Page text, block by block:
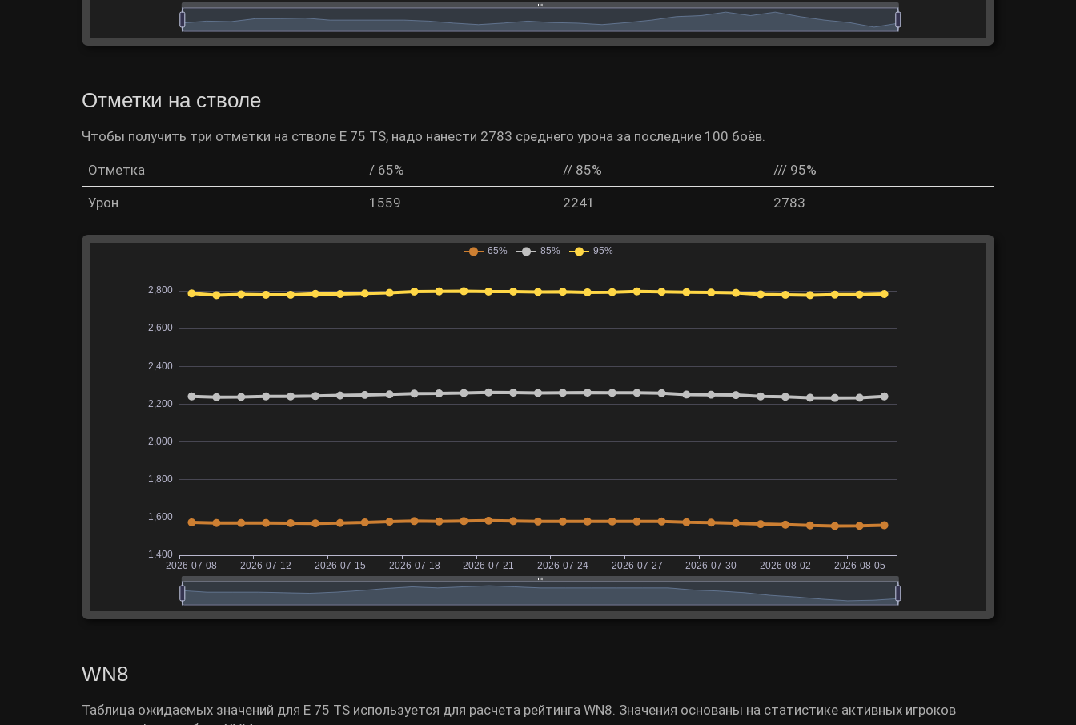
Отметки на стволе
Чтобы получить три отметки на стволе E 75 TS, надо нанести 2783 среднего урона за последние 100 боёв.
Отметка / 65% // 85% /// 95%
Урон 1559 2241 2783
WN8
Таблица ожидаемых значений для E 75 TS используется для расчета рейтинга WN8. Значения основаны на статистике активных игроков